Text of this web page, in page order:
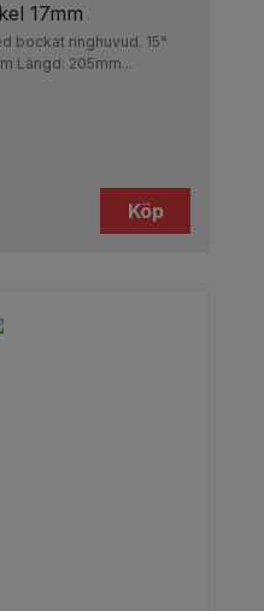
17mm
bockat ringhuvud. 15°
Längd: 205mm...
Köp